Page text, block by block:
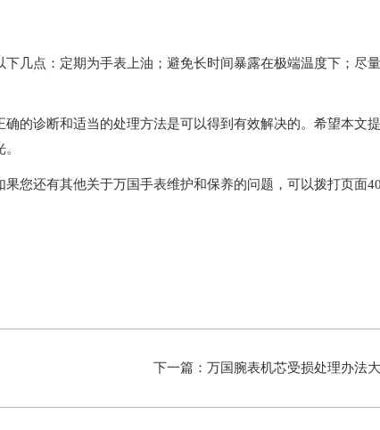
点：定期为手表上油；避免长时间暴露在极端温度下；尽
诊断和适当的处理方法是可以得到有效解决的。希望本文
果您还有其他关于万国手表维护和保养的问题，可以拨打页面
下一篇： 万国腕表机芯受损处理办法